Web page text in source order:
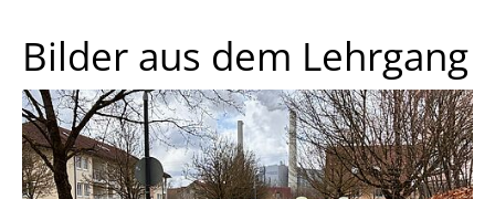
Bilder aus dem Lehrgang